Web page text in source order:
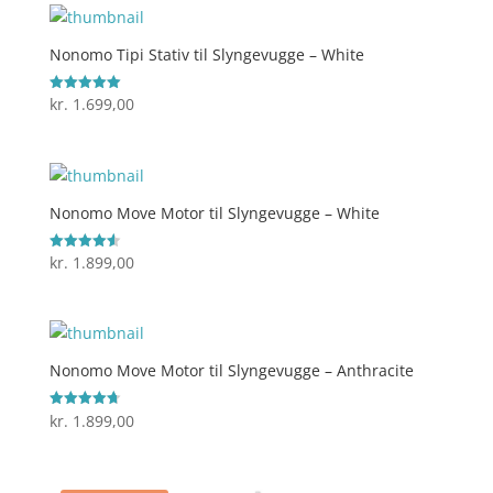
Nonomo Tipi Stativ til Slyngevugge – White
Vurderet
5
kr. 1.699,00
Nonomo Move Motor til Slyngevugge – White
Vurderet
4.6
kr. 1.899,00
Nonomo Move Motor til Slyngevugge – Anthracite
Vurderet
4.7
kr. 1.899,00